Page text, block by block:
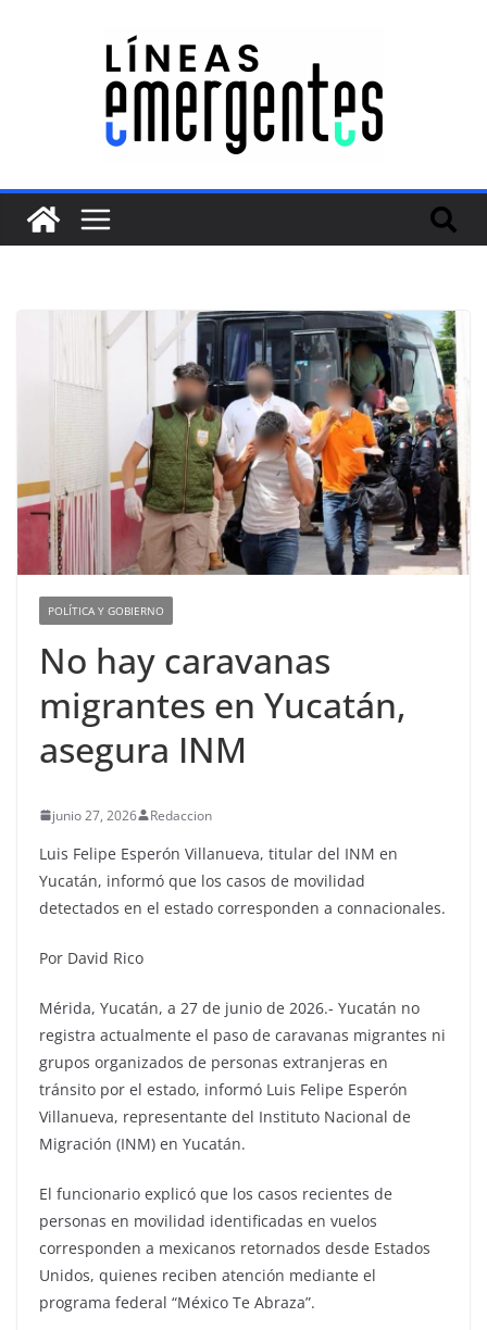
POLÍTICA Y GOBIERNO
No hay caravanas
migrantes en Yucatán,
asegura INM
junio 27, 2026 Redaccion
Luis Felipe Esperón Villanueva, titular del INM en
Yucatán, informó que los casos de movilidad
detectados en el estado corresponden a connacionales.
Por David Rico
Mérida, Yucatán, a 27 de junio de 2026.- Yucatán no
registra actualmente el paso de caravanas migrantes ni
grupos organizados de personas extranjeras en
tránsito por el estado, informó Luis Felipe Esperón
Villanueva, representante del Instituto Nacional de
Migración (INM) en Yucatán.
El funcionario explicó que los casos recientes de
personas en movilidad identificadas en vuelos
corresponden a mexicanos retornados desde Estados
Unidos, quienes reciben atención mediante el
programa federal “México Te Abraza”.